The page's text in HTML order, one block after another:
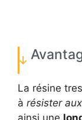
La résine
à résister